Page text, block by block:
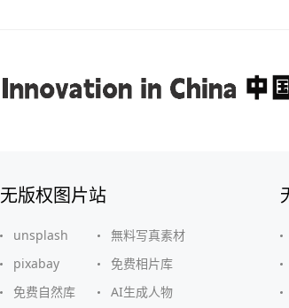
无版权图片站
unsplash
無料写真素材
pixabay
免费相片库
免费自然库
AI生成人物